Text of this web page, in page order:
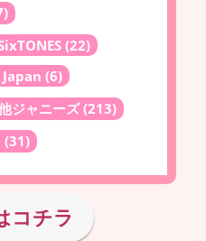
(22)
(6)
ジャニーズ(213)
(31)
コチラ